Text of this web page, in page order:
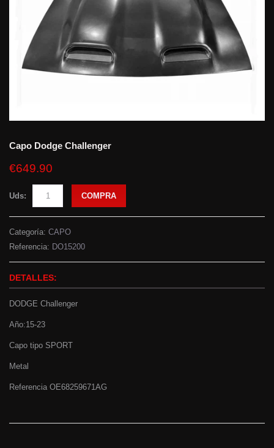
Capo Dodge Challenger
€649.90
Uds: COMPRA
Categoría: CAPO
Referencia: DO15200
DETALLES:
DODGE Challenger
Año:15-23
Capo tipo SPORT
Metal
Referencia OE68259671AG